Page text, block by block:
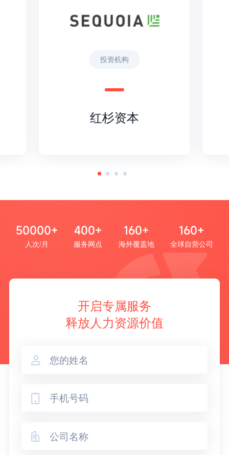
投资机构
红杉资本
50000+
人次/月
400+
服务网点
160+
海外覆盖地
160+
全球自营公司
开启专属服务
释放人力资源价值


